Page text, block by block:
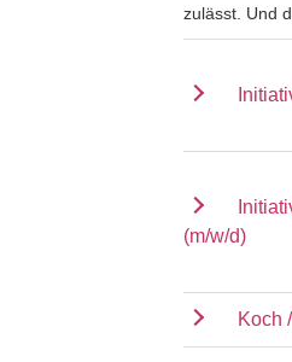
zulässt. Und
(m/w/d)
Koch